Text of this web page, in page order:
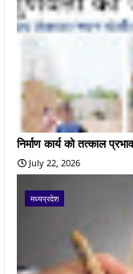
निर्माण कार्य को तत्काल
July 22, 2026
मध्यप्रदेश